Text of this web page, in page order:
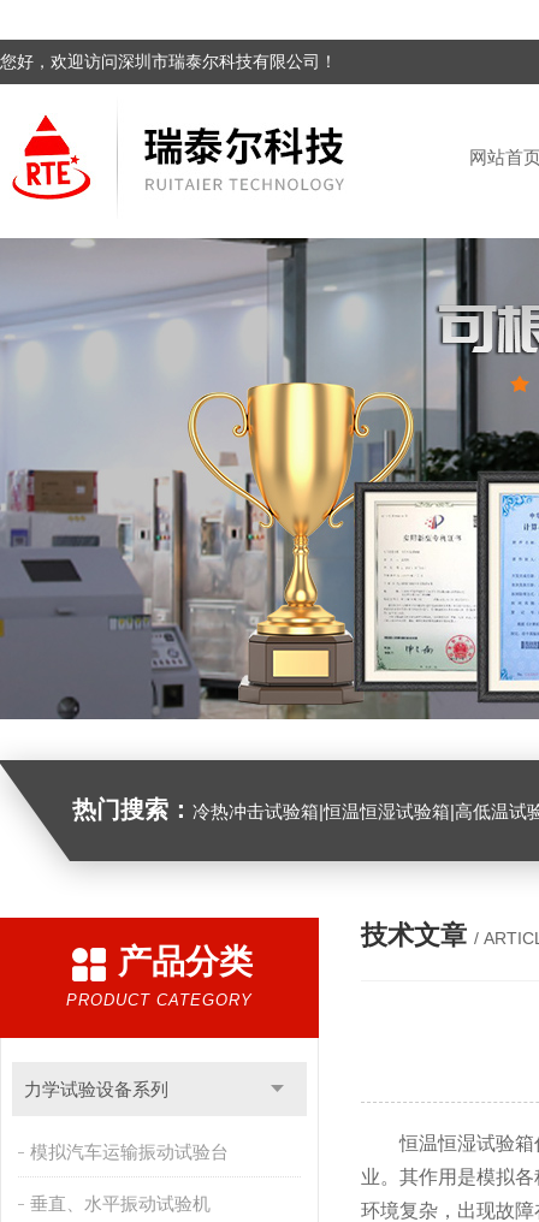
您好，欢迎访问深圳市瑞泰尔科技有限公司！
网站首
热门搜索： 冷热冲击试验箱|恒温恒湿试验箱|高低温试验箱|高低温交变试验箱|盐雾机|紫外线试验机|淋雨试验箱|臭氧试验箱|振动试
产品分类
PRODUCT CATEGORY
力学试验设备系列
模拟汽车运输振动试验台
垂直、水平振动试验机
技术文章 /
恒温恒湿试验箱作
业。其作用是模拟
环境复杂，出现故